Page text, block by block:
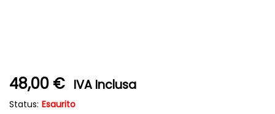
48,00 € IVA Inclusa
Status: Esaurito